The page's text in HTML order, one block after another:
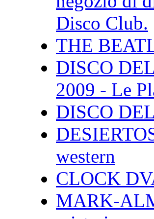
Disco Club.
THE
DISCO
2009 - Le
DISCO
western
CLOCK
MARK-